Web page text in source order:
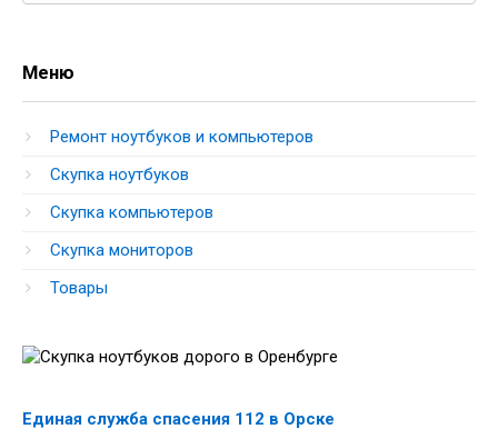
Меню
Ремонт ноутбуков и компьютеров
Скупка ноутбуков
Скупка компьютеров
Скупка мониторов
Товары
Единая служба спасения 112 в Орске